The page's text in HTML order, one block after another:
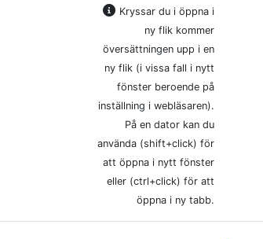
Kryssar du i öppna i
ny flik kommer
översättningen upp i en
ny flik (i vissa fall i nytt
fönster beroende på
inställning i webläsaren).
På en dator kan du
använda (shift+click) för
att öppna i nytt fönster
eller (ctrl+click) för att
öppna i ny tabb.